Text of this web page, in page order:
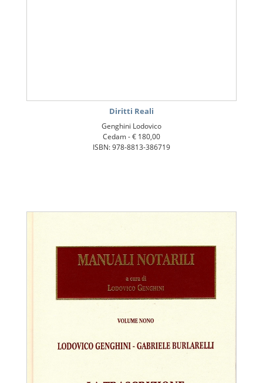
Diritti Reali
Genghini Lodovico
Cedam -€ 180,00
ISBN: 978-8813-386719